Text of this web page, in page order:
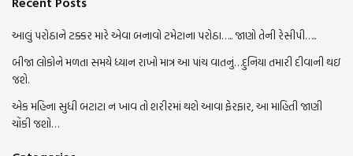
આલું પરોઠાને ટક્કર મારે એવા બનાવો ટમેટાના પરોઠા….. જાણો તેની રેસીપી…..
બીજા લોકોને મળતા સમયે ધ્યાન રાખો માત્ર આ પાંચ વાતનું…દુનિયા તમારી દીવાની થઇ
જશે.
એક મહિના સુધી બટાટા ન ખાવ તો શરીરમાં થશે આવા ફેરફાર, આ માહિતી જાણી
ચોંકી જશો…